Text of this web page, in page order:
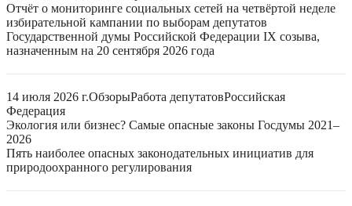
Отчёт о мониторинге социальных сетей на четвёртой неделе
избирательной кампании по выборам депутатов
Государственной думы Российской Федерации IX созыва,
назначенным на 20 сентября 2026 года
14 июля 2026 г.ОбзорыРабота депутатовРоссийская
Федерация
Экология или бизнес? Самые опасные законы Госдумы 2021–
2026
Пять наиболее опасных законодательных инициатив для
природоохранного регулирования